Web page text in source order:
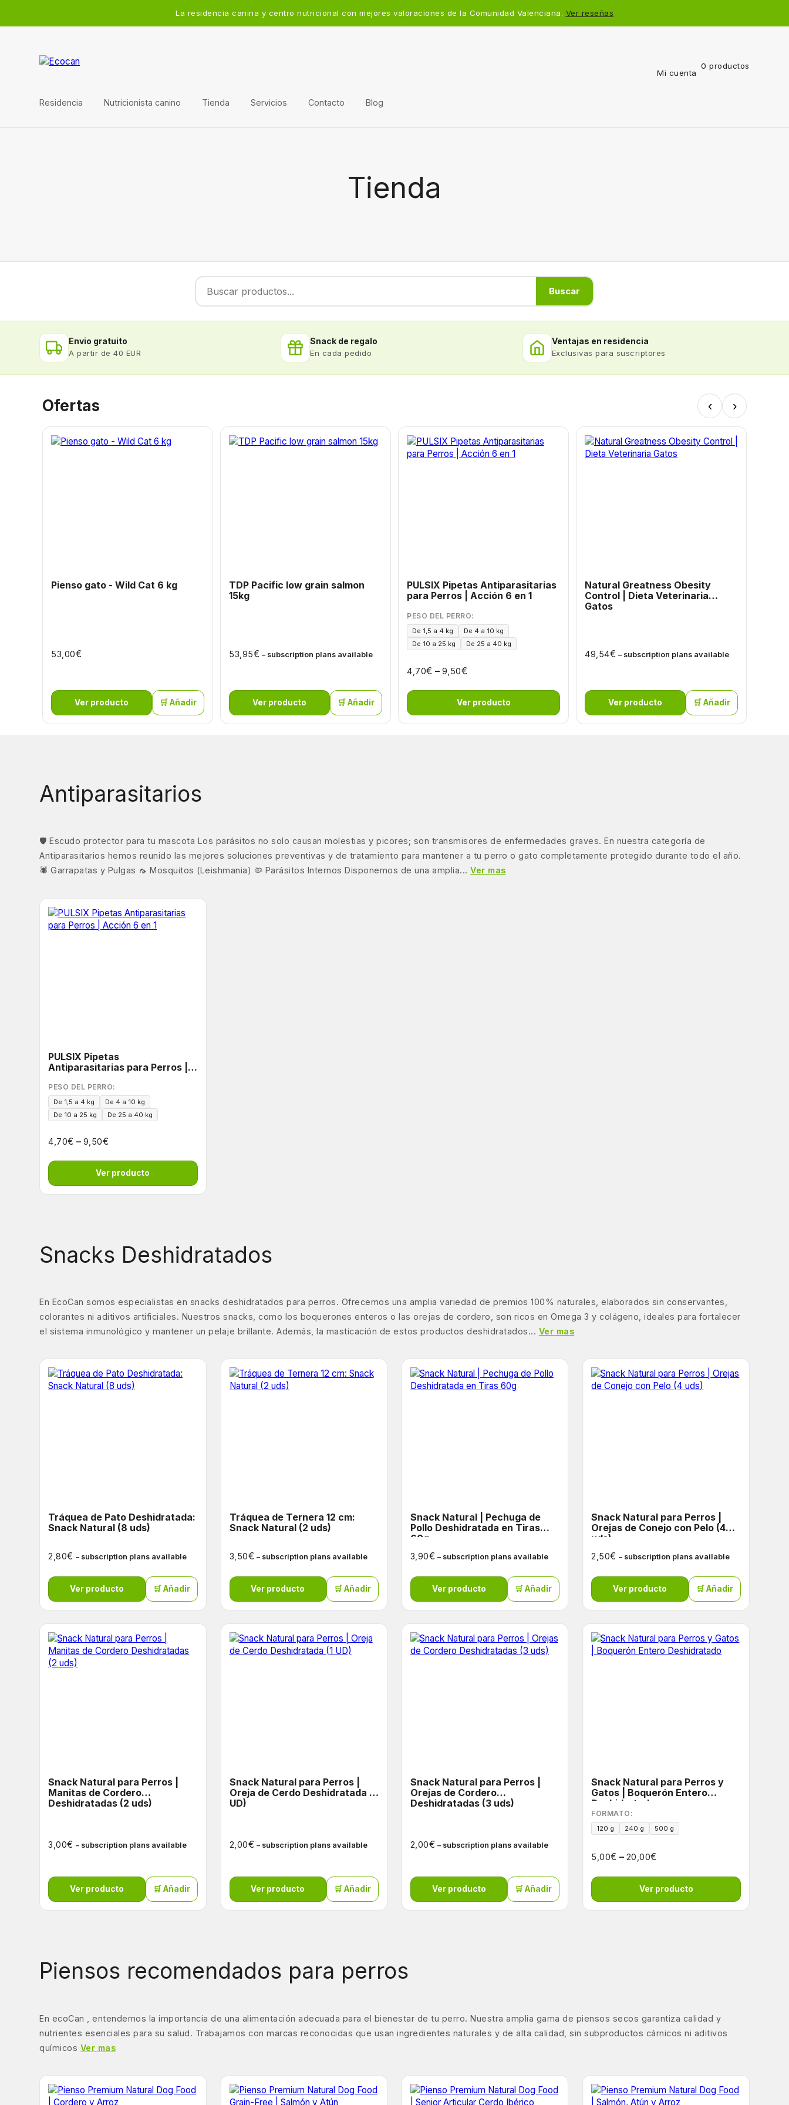
La residencia canina y centro nutricional con mejores valoraciones de la Comunidad Valenciana. Ver reseñas
Mi cuenta
0 productos
Residencia Nutricionista canino Tienda Servicios Contacto Blog
Tienda
Buscar
Envio gratuito
A partir de 40 EUR
Snack de regalo
En cada pedido
Ventajas en residencia
Exclusivas para suscriptores
Ofertas ‹ ›
Pienso gato - Wild Cat 6 kg
53,00€
Ver producto 🛒 Añadir
TDP Pacific low grain salmon
15kg
53,95€ – subscription plans available
Ver producto 🛒 Añadir
PULSIX Pipetas Antiparasitarias
para Perros | Acción 6 en 1
PESO DEL PERRO:
De 1,5 a 4 kg
De 4 a 10 kg
De 10 a 25 kg
De 25 a 40 kg
4,70€ – 9,50€
Ver producto
Natural Greatness Obesity
Control | Dieta Veterinaria
Gatos
49,54€ – subscription plans available
Ver producto 🛒 Añadir
Antiparasitarios
🛡️ Escudo protector para tu mascota Los parásitos no solo causan molestias y picores; son transmisores de enfermedades graves. En nuestra categoría de
Antiparasitarios hemos reunido las mejores soluciones preventivas y de tratamiento para mantener a tu perro o gato completamente protegido durante todo el año.
🕷️ Garrapatas y Pulgas 🦟 Mosquitos (Leishmania) 🦠 Parásitos Internos Disponemos de una amplia...Ver mas
PULSIX Pipetas
Antiparasitarias para Perros |
Acción 6 en 1
PESO DEL PERRO:
De 1,5 a 4 kg
De 4 a 10 kg
De 10 a 25 kg
De 25 a 40 kg
4,70€ – 9,50€
Ver producto
Snacks Deshidratados
En EcoCan somos especialistas en snacks deshidratados para perros. Ofrecemos una amplia variedad de premios 100% naturales, elaborados sin conservantes,
colorantes ni aditivos artificiales. Nuestros snacks, como los boquerones enteros o las orejas de cordero, son ricos en Omega 3 y colágeno, ideales para fortalecer
el sistema inmunológico y mantener un pelaje brillante. Además, la masticación de estos productos deshidratados... Ver mas
Tráquea de Pato Deshidratada:
Snack Natural (8 uds)
2,80€ – subscription plans available
Ver producto 🛒 Añadir
Tráquea de Ternera 12 cm:
Snack Natural (2 uds)
3,50€ – subscription plans available
Ver producto 🛒 Añadir
Snack Natural | Pechuga de
Pollo Deshidratada en Tiras
60g
3,90€ – subscription plans available
Ver producto 🛒 Añadir
Snack Natural para Perros |
Orejas de Conejo con Pelo (4
uds)
2,50€ – subscription plans available
Ver producto 🛒 Añadir
Snack Natural para Perros |
Manitas de Cordero
Deshidratadas (2 uds)
3,00€ – subscription plans available
Ver producto 🛒 Añadir
Snack Natural para Perros |
Oreja de Cerdo Deshidratada (1
UD)
2,00€ – subscription plans available
Ver producto 🛒 Añadir
Snack Natural para Perros |
Orejas de Cordero
Deshidratadas (3 uds)
2,00€ – subscription plans available
Ver producto 🛒 Añadir
Snack Natural para Perros y
Gatos | Boquerón Entero
Deshidratado
FORMATO:
120 g 240 g 500 g
5,00€ – 20,00€
Ver producto
Piensos recomendados para perros
En ecoCan , entendemos la importancia de una alimentación adecuada para el bienestar de tu perro. Nuestra amplia gama de piensos secos garantiza calidad y
nutrientes esenciales para su salud. Trabajamos con marcas reconocidas que usan ingredientes naturales y de alta calidad, sin subproductos cárnicos ni aditivos
químicos Ver mas